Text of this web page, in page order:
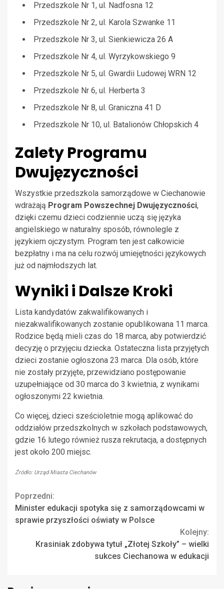
Przedszkole Nr 1, ul. Nadfosna 12
Przedszkole Nr 2, ul. Karola Szwanke 11
Przedszkole Nr 3, ul. Sienkiewicza 26 A
Przedszkole Nr 4, ul. Wyrzykowskiego 9
Przedszkole Nr 5, ul. Gwardii Ludowej WRN 12
Przedszkole Nr 6, ul. Herberta 3
Przedszkole Nr 8, ul. Graniczna 41 D
Przedszkole Nr 10, ul. Batalionów Chłopskich 4
Zalety Programu
Dwujęzyczności
Wszystkie przedszkola samorządowe w Ciechanowie
wdrażają Program Powszechnej Dwujęzyczności,
dzięki czemu dzieci codziennie uczą się języka
angielskiego w naturalny sposób, równolegle z
językiem ojczystym. Program ten jest całkowicie
bezpłatny i ma na celu rozwój umiejętności językowych
już od najmłodszych lat.
Wyniki i Dalsze Kroki
Lista kandydatów zakwalifikowanych i
niezakwalifikowanych zostanie opublikowana 11 marca.
Rodzice będą mieli czas do 18 marca, aby potwierdzić
decyzję o przyjęciu dziecka. Ostateczna lista przyjętych
dzieci zostanie ogłoszona 23 marca. Dla osób, które
nie zostały przyjęte, przewidziano postępowanie
uzupełniające od 30 marca do 3 kwietnia, z wynikami
ogłoszonymi 22 kwietnia.
Co więcej, dzieci sześcioletnie mogą aplikować do
oddziałów przedszkolnych w szkołach podstawowych,
gdzie 16 lutego również rusza rekrutacja, a dostępnych
jest około 200 miejsc.
Źródło: Urząd Miasta Ciechanów
Continue
Reading
Poprzedni:
Minister edukacji spotyka się z samorządowcami w
sprawie przyszłości oświaty w Polsce
Kolejny:
Krasiniak zdobywa tytuł „Złotej Szkoły” – wielki
sukces Ciechanowa w edukacji